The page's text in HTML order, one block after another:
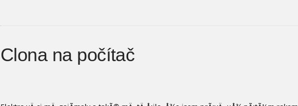
Clona na počítač